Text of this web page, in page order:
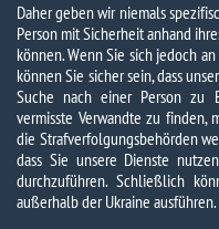
Daher geben wir niemals
Person mit Sicherheit anhand
können. Wenn Sie sich jedoch
können Sie sicher sein, dass
Suche nach einer Person zu
vermisste Verwandte zu finden,
die Strafverfolgungsbehörden
dass Sie unsere Dienste
durchzuführen. Schließlich
außerhalb der Ukraine ausführen.